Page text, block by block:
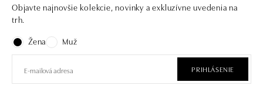
Objavte najnovšie kolekcie, novinky a exkluzívne uvedenia na
trh.
Žena
Muž
PRIHLÁSENIE